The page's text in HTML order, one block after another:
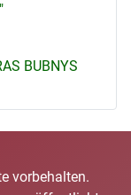
BUBNYS
vorbehalten.